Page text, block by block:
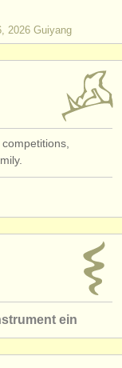
2026 Guiyang
ein